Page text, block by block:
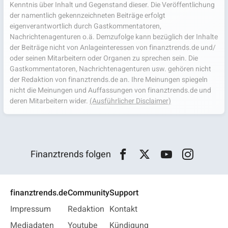
Kenntnis über Inhalt und Gegenstand dieser. Die Veröffentlichung
der namentlich gekennzeichneten Beiträge erfolgt
eigenverantwortlich durch Gastkommentatoren,
Nachrichtenagenturen o.ä. Demzufolge kann bezüglich der Inhalte
der Beiträge nicht von Anlageinteressen von finanztrends.de und/
oder seinen Mitarbeitern oder Organen zu sprechen sein. Die
Gastkommentatoren, Nachrichtenagenturen usw. gehören nicht
der Redaktion von finanztrends.de an. Ihre Meinungen spiegeln
nicht die Meinungen und Auffassungen von finanztrends.de und
deren Mitarbeitern wider. (Ausführlicher Disclaimer)
Finanztrends folgen
finanztrends.de
Impressum
Mediadaten
Community
Redaktion
Youtube
Support
Kontakt
Kündigung